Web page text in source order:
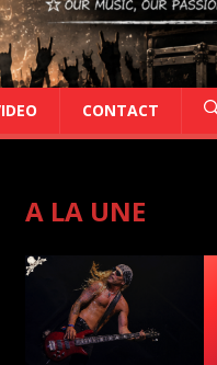
CONTACT
A LA UNE